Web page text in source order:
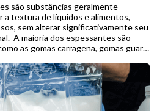
são substâncias geralmente
a textura de líquidos e alimentos,
sem alterar significativamente seu
A maioria dos espessantes são
as gomas carragena, gomas guar,
a goma xantana tem […]